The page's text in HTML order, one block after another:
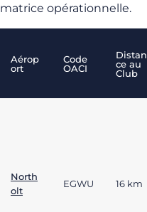
matrice opérationnelle.
Aérop
ort
Code
OACI
Distan
ce au
Club
North
olt
EGWU 16 km